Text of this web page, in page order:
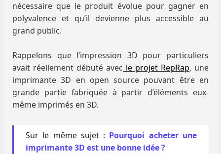
nécessaire que le produit évolue pour gagner en
polyvalence et qu’il devienne plus accessible au
grand public.
Rappelons que l’impression 3D pour particuliers
avait réellement débuté avec le projet RepRap, une
imprimante 3D en open source pouvant être en
grande partie fabriquée à partir d’éléments eux-
même imprimés en 3D.
Sur le même sujet : Pourquoi acheter une
imprimante 3D est une bonne idée ?